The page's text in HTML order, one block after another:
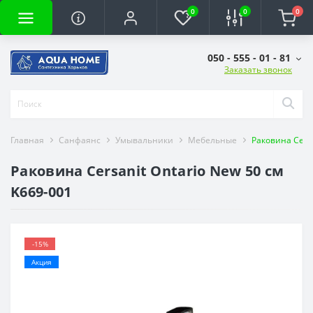
0 0 0
050 - 555 - 01 - 81
Заказать звонок
Главная Санфаянс Умывальники Мебельные Раковина
Раковина Cersanit Ontario New 50 см
K669-001
-15%
Акция